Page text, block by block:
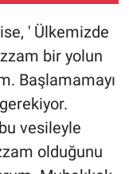
' Ülkemizde
bir yolun
Başlamamayı
vesileyle
olduğunu